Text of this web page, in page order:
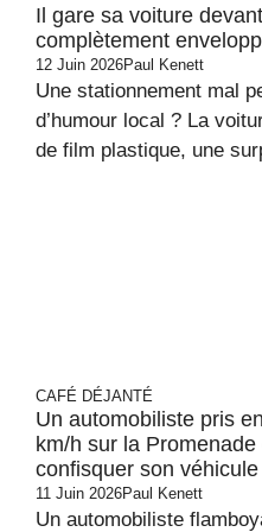
Il gare sa voiture
complètement
12 Juin 2026Paul Kenett
Une stationnement mal
d’humour local ? La
de film plastique, une
CAFÉ DÉJANTÉ
Un automobiliste pris
km/h sur la
confisquer son véhicule
11 Juin 2026Paul Kenett
Un automobiliste